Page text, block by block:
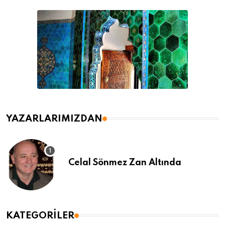
YAZARLARIMIZDAN
Celal Sönmez Zan Altında
KATEGORILER